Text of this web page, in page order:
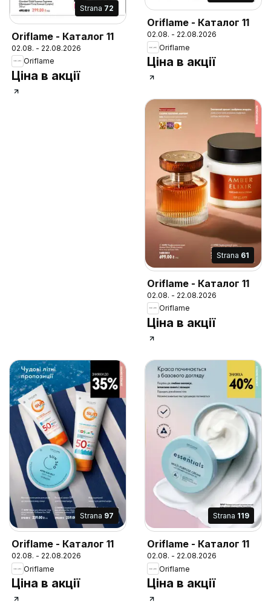
Strana 72
Oriflame - Каталог 11
02.08. - 22.08.2026
Oriflame
Ціна в акції
Oriflame - Каталог 11
02.08. - 22.08.2026
Oriflame
Ціна в акції
Strana 61
Oriflame - Каталог 11
02.08. - 22.08.2026
Oriflame
Ціна в акції
Strana 97
Oriflame - Каталог 11
02.08. - 22.08.2026
Oriflame
Ціна в акції
Strana 119
Oriflame - Каталог 11
02.08. - 22.08.2026
Oriflame
Ціна в акції